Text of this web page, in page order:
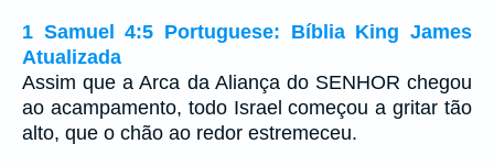
1 Samuel 4:5 Portuguese: Bíblia King James
Atualizada
Assim que a Arca da Aliança do SENHOR chegou
ao acampamento, todo Israel começou a gritar tão
alto, que o chão ao redor estremeceu.